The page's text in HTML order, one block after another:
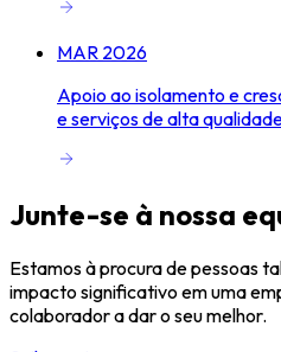
MAR 2026
Apoio ao isolamento e
e serviços de alta
Junte-se à nossa
Estamos à procura de pessoas
impacto significativo em uma
colaborador a dar o seu melhor.